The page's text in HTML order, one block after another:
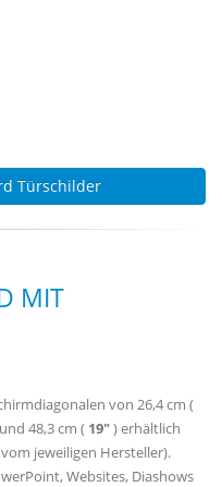
Türschilder
MIT
von 26,4 cm (
48,3 cm ( 19") erhältlich
jeweiligen Hersteller).
Websites, Diashows